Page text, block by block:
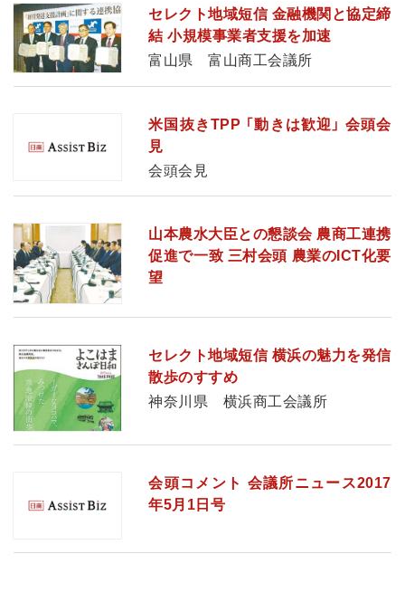
セレクト地域短信 金融機関と協定締
結 小規模事業者支援を加速
富山県 富山商工会議所
米国抜きTPP 「動きは歓迎」 会頭会
見
会頭会見
山本農水大臣との懇談会 農商工連携
促進で一致 三村会頭 農業のICT化要
望
セレクト地域短信 横浜の魅力を発信
散歩のすすめ
神奈川県 横浜商工会議所
会頭コメント 会議所ニュース2017
年5月1日号